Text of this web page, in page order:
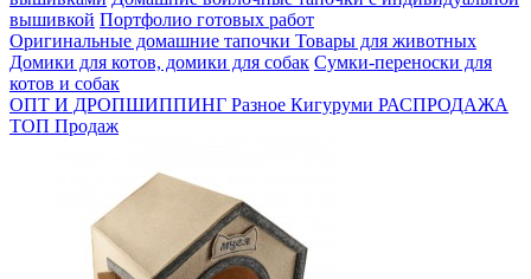
вышивкой Портфолио готовых работ
Оригинальные домашние тапочки Товары для животных
Домики для котов, домики для собак Сумки-переноски для
котов и собак
ОПТ И ДРОПШИППИНГ Разное Кигуруми РАСПРОДАЖА
ТОП Продаж